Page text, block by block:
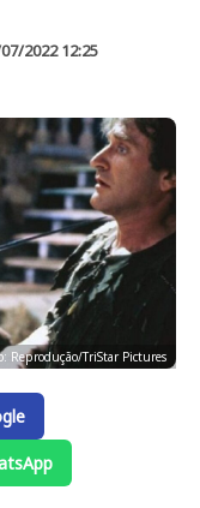
2022 12:25
Reprodução/TriStar Pictures